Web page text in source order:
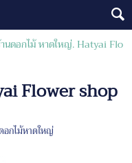
นดอกไม้ หาดใหญ่. Hatyai Flo
Flower shop
อกไม้หาดใหญ่